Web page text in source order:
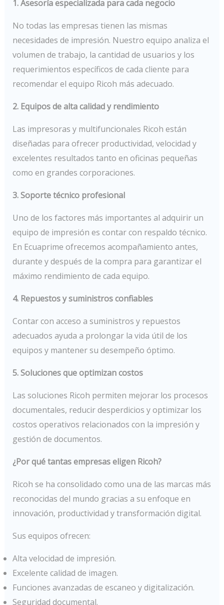
1. Asesoría especializada para cada negocio
No todas las empresas tienen las mismas
necesidades de impresión. Nuestro equipo analiza el
volumen de trabajo, la cantidad de usuarios y los
requerimientos específicos de cada cliente para
recomendar el equipo Ricoh más adecuado.
2. Equipos de alta calidad y rendimiento
Las impresoras y multifuncionales Ricoh están
diseñadas para ofrecer productividad, velocidad y
excelentes resultados tanto en oficinas pequeñas
como en grandes corporaciones.
3. Soporte técnico profesional
Uno de los factores más importantes al adquirir un
equipo de impresión es contar con respaldo técnico.
En Ecuaprime ofrecemos acompañamiento antes,
durante y después de la compra para garantizar el
máximo rendimiento de cada equipo.
4. Repuestos y suministros confiables
Contar con acceso a suministros y repuestos
adecuados ayuda a prolongar la vida útil de los
equipos y mantener su desempeño óptimo.
5. Soluciones que optimizan costos
Las soluciones Ricoh permiten mejorar los procesos
documentales, reducir desperdicios y optimizar los
costos operativos relacionados con la impresión y
gestión de documentos.
¿Por qué tantas empresas eligen Ricoh?
Ricoh se ha consolidado como una de las marcas más
reconocidas del mundo gracias a su enfoque en
innovación, productividad y transformación digital.
Sus equipos ofrecen:
Alta velocidad de impresión.
Excelente calidad de imagen.
Funciones avanzadas de escaneo y digitalización.
Seguridad documental.